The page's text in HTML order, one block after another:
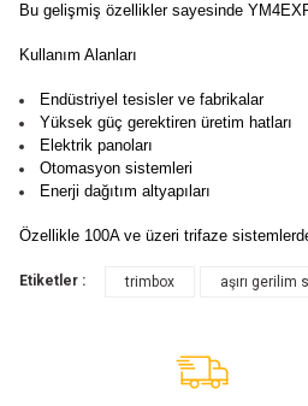
Bu gelişmiş özellikler sayesinde
Kullanım Alanları
Endüstriyel tesisler ve fabrikalar
Yüksek güç gerektiren üretim hatları
Elektrik panoları
Otomasyon sistemleri
Enerji dağıtım altyapıları
Özellikle 100A ve üzeri trifaze
Etiketler : trimbox aşırı gerilim